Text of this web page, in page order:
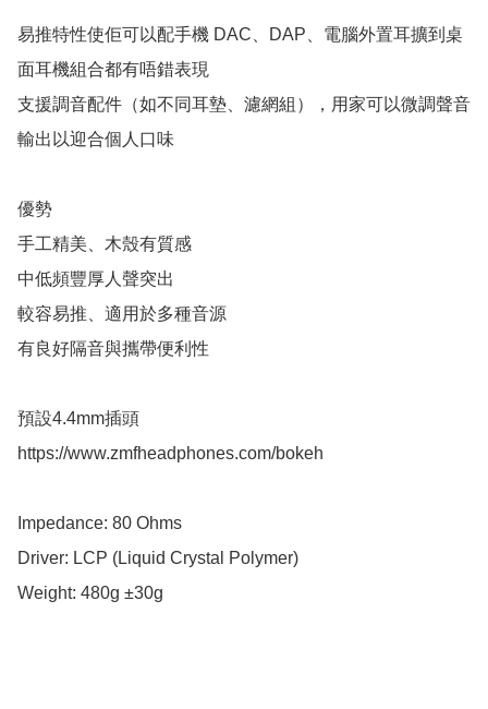
易推特性使佢可以配手機 DAC、DAP、電腦外置耳擴到桌
面耳機組合都有唔錯表現
支援調音配件（如不同耳墊、濾網組），用家可以微調聲音
輸出以迎合個人口味
優勢
手工精美、木殼有質感
中低頻豐厚人聲突出
較容易推、適用於多種音源
有良好隔音與攜帶便利性
預設4.4mm插頭
https://www.zmfheadphones.com/bokeh
Impedance: 80 Ohms
Driver: LCP (Liquid Crystal Polymer)
Weight: 480g ±30g